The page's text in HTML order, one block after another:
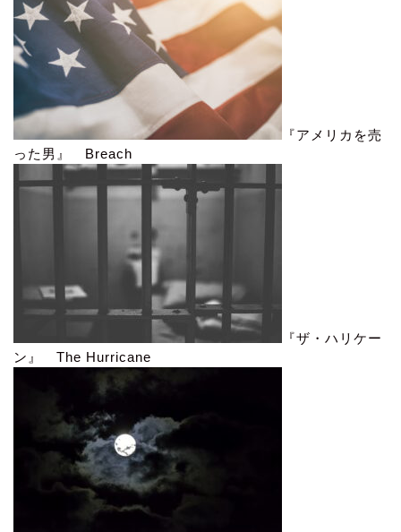
『アメリカを売
った男』 Breach
『ザ・ハリケー
ン』 The Hurricane